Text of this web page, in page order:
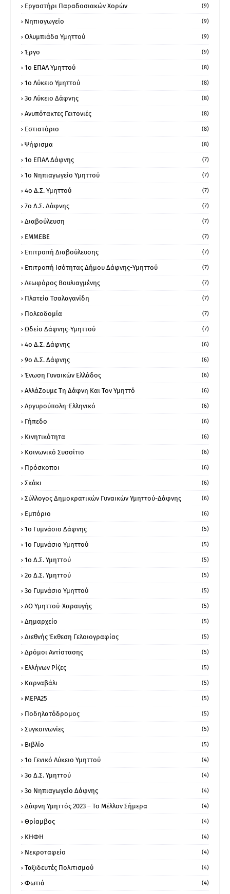
Εργαστήρι Παραδοσιακών Χορών (9)
Νηπιαγωγείο (9)
Ολυμπιάδα Υμηττού (9)
Έργο (9)
1o ΕΠΑΛ Υμηττού (8)
1ο Λύκειο Υμηττού (8)
3ο Λύκειο Δάφνης (8)
Ανυπότακτες Γειτονιές (8)
Εστιατόριο (8)
Ψήφισμα (8)
1ο ΕΠΑΛ Δάφνης (7)
1ο Νηπιαγωγείο Υμηττού (7)
4ο Δ.Σ. Υμηττού (7)
7ο Δ.Σ. Δάφνης (7)
Διαβούλευση (7)
ΕΜΜΕΒΕ (7)
Επιτροπή Διαβούλευσης (7)
Επιτροπή Ισότητας Δήμου Δάφνης-Υμηττού (7)
Λεωφόρος Βουλιαγμένης (7)
Πλατεία Τσαλαγανίδη (7)
Πολεοδομία (7)
Ωδείο Δάφνης-Υμηττού (7)
4ο Δ.Σ. Δάφνης (6)
9ο Δ.Σ. Δάφνης (6)
Ένωση Γυναικών Ελλάδος (6)
ΑλλάΖουμε Τη Δάφνη Και Τον Υμηττό (6)
Αργυρούπολη-Ελληνικό (6)
Γήπεδο (6)
Κινητικότητα (6)
Κοινωνικό Συσσίτιο (6)
Πρόσκοποι (6)
Σκάκι (6)
Σύλλογος Δημοκρατικών Γυναικών Υμηττού-Δάφνης (6)
Εμπόριο (6)
1ο Γυμνάσιο Δάφνης (5)
1ο Γυμνάσιο Υμηττού (5)
1ο Δ.Σ. Υμηττού (5)
2ο Δ.Σ. Υμηττού (5)
3ο Γυμνάσιο Υμηττού (5)
ΑΟ Υμηττού-Χαραυγής (5)
Δημαρχείο (5)
Διεθνής Έκθεση Γελοιογραφίας (5)
Δρόμοι Αντίστασης (5)
Ελλήνων Ρίζες (5)
Καρναβάλι (5)
ΜΕΡΑ25 (5)
Ποδηλατόδρομος (5)
Συγκοινωνίες (5)
Βιβλίο (5)
1ο Γενικό Λύκειο Υμηττού (4)
3ο Δ.Σ. Υμηττού (4)
3ο Νηπιαγωγείο Δάφνης (4)
Δάφνη Υμηττός 2023 – Το Μέλλον Σήμερα (4)
Θρίαμβος (4)
ΚΗΦΗ (4)
Νεκροταφείο (4)
Ταξιδευτές Πολιτισμού (4)
Φωτιά (4)